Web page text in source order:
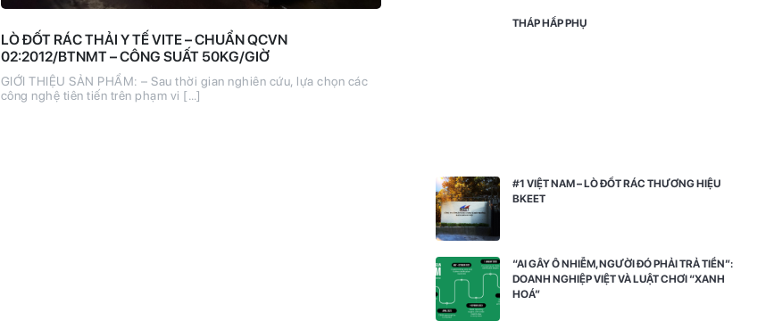
LÒ ĐỐT RÁC THẢI Y TẾ VITE – CHUẨN QCVN
02:2012/BTNMT – CÔNG SUẤT 50KG/GIỜ
GIỚI THIỆU SẢN PHẨM: – Sau thời gian nghiên cứu, lựa chọn các
công nghệ tiên tiến trên phạm vi […]
THÁP HẤP PHỤ
#1 VIỆT NAM – LÒ ĐỐT RÁC THƯƠNG HIỆU
BKEET
“AI GÂY Ô NHIỄM, NGƯỜI ĐÓ PHẢI TRẢ TIỀN”:
DOANH NGHIỆP VIỆT VÀ LUẬT CHƠI “XANH
HOÁ”